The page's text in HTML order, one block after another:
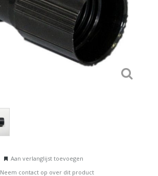
Aan verlanglijst toevoegen
Neem contact op over dit product